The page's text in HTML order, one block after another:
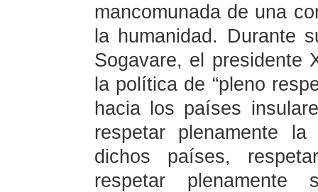
mancomunada de una
la humanidad. Durante
Sogavare, el presidente
la política de “pleno
hacia los países
respetar plenamente
dichos países,
respetar plenamente